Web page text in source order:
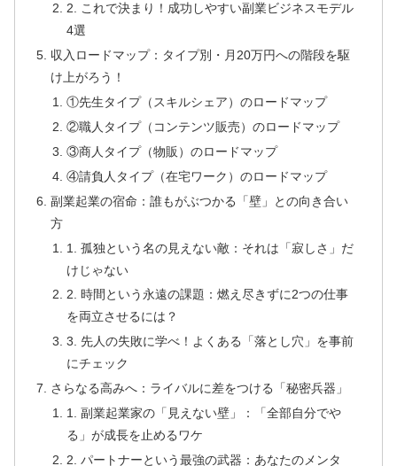
2. これで決まり！成功しやすい副業ビジネスモデル
4選
収入ロードマップ：タイプ別・月20万円への階段を駆
け上がろう！
①先生タイプ（スキルシェア）のロードマップ
②職人タイプ（コンテンツ販売）のロードマップ
③商人タイプ（物販）のロードマップ
④請負人タイプ（在宅ワーク）のロードマップ
副業起業の宿命：誰もがぶつかる「壁」との向き合い
方
1. 孤独という名の見えない敵：それは「寂しさ」だ
けじゃない
2. 時間という永遠の課題：燃え尽きずに2つの仕事
を両立させるには？
3. 先人の失敗に学べ！よくある「落とし穴」を事前
にチェック
さらなる高みへ：ライバルに差をつける「秘密兵器」
1. 副業起業家の「見えない壁」：「全部自分でや
る」が成長を止めるワケ
2. パートナーという最強の武器：あなたのメンタ